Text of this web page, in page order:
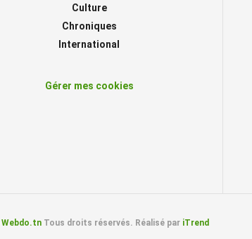
Culture
Chroniques
International
Gérer mes cookies
Webdo.tnTous droits réservés. Réalisé par iTrend